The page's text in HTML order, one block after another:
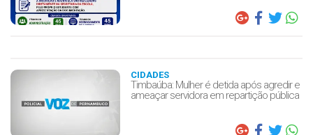
CIDADES
Timbaúba: Mulher é detida após agredir e
ameaçar servidora em repartição pública